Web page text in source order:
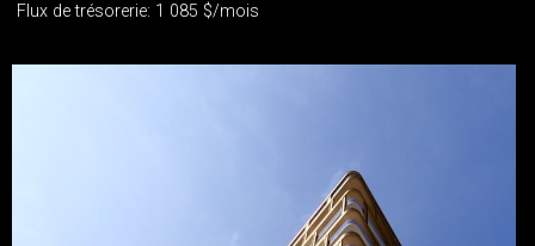
Flux de trésorerie: 1 085 $/mois